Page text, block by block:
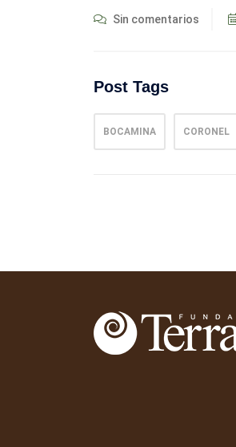
Sin comentarios
Post Tags
BOCAMINA CORONEL